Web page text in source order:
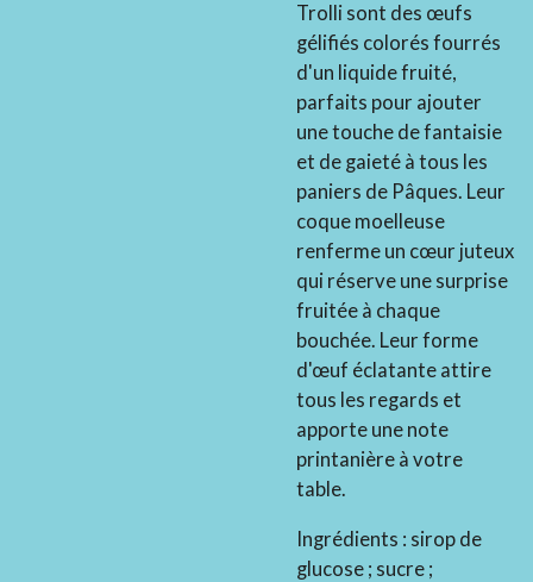
Trolli sont des œufs
gélifiés colorés fourrés
d'un liquide fruité,
parfaits pour ajouter
une touche de fantaisie
et de gaieté à tous les
paniers de Pâques. Leur
coque moelleuse
renferme un cœur juteux
qui réserve une surprise
fruitée à chaque
bouchée. Leur forme
d'œuf éclatante attire
tous les regards et
apporte une note
printanière à votre
table.
Ingrédients : sirop de
glucose ; sucre ;